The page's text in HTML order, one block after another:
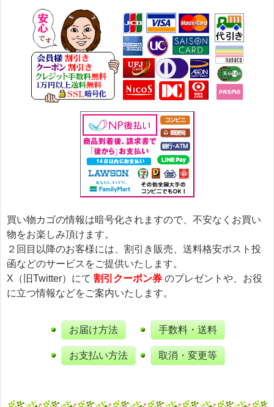
買い物カゴの情報は暗号化されますので、不安なくお買い
物をお楽しみ頂けます。
２回目以降のお客様には、割引き販売、送料格安ポスト投
函などのサービスをご提供いたします。
X（旧Twitter）にて 割引クーポン券 のプレゼントや、お役
に立つ情報などをご案内いたします。
お届け方法
お支払い方法
手数料・送料
取消・変更等